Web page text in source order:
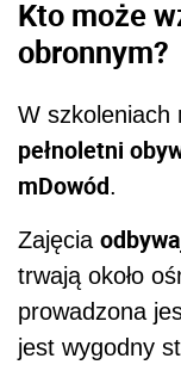
Kto może
obronnym?
W szkoleniach
pełnoletni
mDowód.
Zajęcia
trwają około
prowadzona
jest wygodny